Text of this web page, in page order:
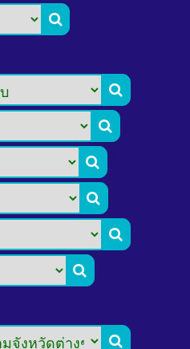







